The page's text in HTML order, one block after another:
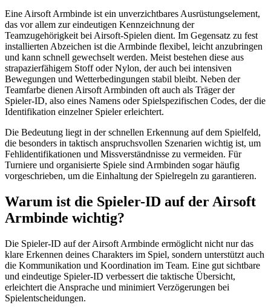
Eine Airsoft Armbinde ist ein unverzichtbares Ausrüstungselement,
das vor allem zur eindeutigen Kennzeichnung der
Teamzugehörigkeit bei Airsoft-Spielen dient. Im Gegensatz zu fest
installierten Abzeichen ist die Armbinde flexibel, leicht anzubringen
und kann schnell gewechselt werden. Meist bestehen diese aus
strapazierfähigem Stoff oder Nylon, der auch bei intensiven
Bewegungen und Wetterbedingungen stabil bleibt. Neben der
Teamfarbe dienen Airsoft Armbinden oft auch als Träger der
Spieler-ID, also eines Namens oder Spielspezifischen Codes, der die
Identifikation einzelner Spieler erleichtert.
Die Bedeutung liegt in der schnellen Erkennung auf dem Spielfeld,
die besonders in taktisch anspruchsvollen Szenarien wichtig ist, um
Fehlidentifikationen und Missverständnisse zu vermeiden. Für
Turniere und organisierte Spiele sind Armbinden sogar häufig
vorgeschrieben, um die Einhaltung der Spielregeln zu garantieren.
Warum ist die Spieler-ID auf der Airsoft
Armbinde wichtig?
Die Spieler-ID auf der Airsoft Armbinde ermöglicht nicht nur das
klare Erkennen deines Charakters im Spiel, sondern unterstützt auch
die Kommunikation und Koordination im Team. Eine gut sichtbare
und eindeutige Spieler-ID verbessert die taktische Übersicht,
erleichtert die Ansprache und minimiert Verzögerungen bei
Spielentscheidungen.